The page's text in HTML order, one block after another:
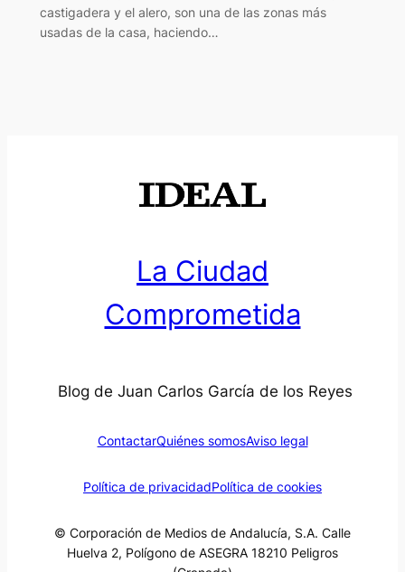
castigadera y el alero, son una de las zonas más
usadas de la casa, haciendo…
La Ciudad
Comprometida
Blog de Juan Carlos García de los Reyes
ContactarQuiénes somosAviso legal
Política de privacidadPolítica de cookies
© Corporación de Medios de Andalucía, S.A. Calle
Huelva 2, Polígono de ASEGRA 18210 Peligros